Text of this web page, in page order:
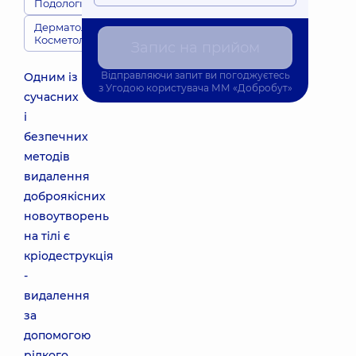
Подологія
Дерматологія,
Косметологія
Одним із
сучасних
і
безпечних
методів
видалення
доброякісних
новоутворень
на тілі є
кріодеструкція
-
видалення
за
допомогою
Відправляючи запит ви погоджуєтесь
з Угодою користувача ММ «Добробут»